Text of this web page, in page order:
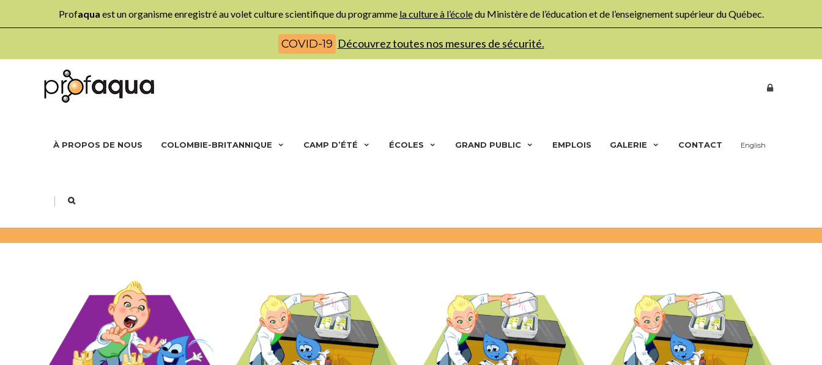
Profaqua est un organisme enregistré au volet culture scientifique du programme la culture à l’écoledu Ministère de l’éducation et de l’enseignement supérieur du Québec.
COVID-19 Découvrez toutes nos mesures de sécurité.
À PROPOS DE NOUS COLOMBIE-BRITANNIQUE CAMP D’ÉTÉ ÉCOLES GRAND PUBLIC EMPLOIS GALERIE CONTACT English
|
ÉLÉMENTAIRE